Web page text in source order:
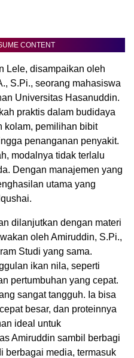
CONTENT
Lele, disampaikan oleh
S.Pi., seorang mahasiswa
Universitas Hasanuddin.
praktis dalam budidaya
kolam, pemilihan bibit
penanganan penyakit.
modalnya tidak terlalu
Dengan manajemen yang
utama yang
dilanjutkan dengan materi
oleh Amiruddin, S.Pi.,
Studi yang sama.
ikan nila, seperti
pertumbuhan yang cepat.
sangat tangguh. Ia bisa
besar, dan proteinnya
ideal untuk
Amiruddin sambil berbagi
berbagai media, termasuk